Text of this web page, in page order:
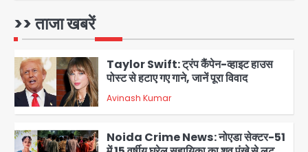
>> ताजा खबरें
1
2
Taylor Swift: ट्रंप कैंपेन-व्हाइट हाउस
पोस्ट से हटाए गए गाने, जानें पूरा विवाद
Avinash Kumar
Noida Crime News: नोएडा सेक्टर-51